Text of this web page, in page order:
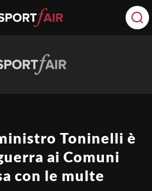
Toninelli è
ai Comuni
con le multe